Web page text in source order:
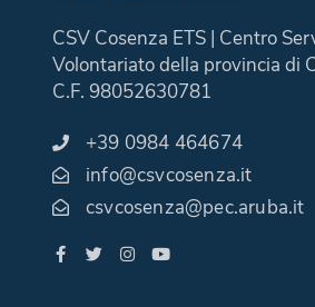
CSV Cosenza ETS | Centro
Volontariato della provincia di
C.F. 98052630781
+39 0984 464674
info@csvcosenza.it
csvcosenza@pec.aruba.it